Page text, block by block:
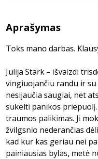
Aprašymas
Toks mano darbas.
Julija Stark – išvaizdi
vingiuojančiu randu ir
nesijaučia saugiai, net
sukelti panikos
traumos palikimas. Ji
žvilgsnio nederančias
kad kur kas geriau nei
painiausias bylas, metė